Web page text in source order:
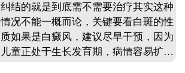
纠结的就是到底需不需要治疗其实这种
情况不能一概而论，关键要看白斑的性
质如果是白癜风，建议尽早干预，因为
儿童正处于生长发育期，病情容易扩